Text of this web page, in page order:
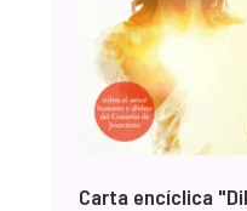
Carta encíclica